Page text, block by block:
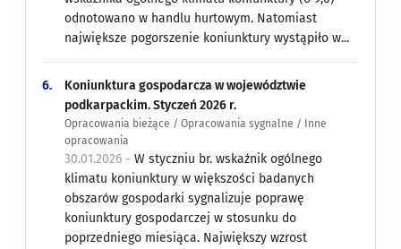
odnotowano w handlu hurtowym. Natomiast
największe pogorszenie koniunktury wystąpiło w...
6.
Koniunktura gospodarcza w województwie
podkarpackim. Styczeń 2026 r.
Opracowania bieżące / Opracowania sygnalne / Inne
opracowania
30.01.2026 -W styczniu br. wskaźnik ogólnego
klimatu koniunktury w większości badanych
obszarów gospodarki sygnalizuje poprawę
koniunktury gospodarczej w stosunku do
poprzedniego miesiąca. Największy wzrost